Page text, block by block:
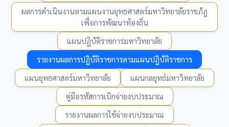
ผลการดำเนินงานตามแผนงานยุทธศาสตร์มหาวิทยาลัยราชภัฏ
เพื่อการพัฒนาท้องถิ่น
แผนปฏิบัติราชการมหาวิทยาลัย
รายงานผลการปฏิบัติราชการตามแผนปฏิบัติราชการ
แผนยุทธศาสตร์มหาวิทยาลัย
แผนกลยุทธ์มหาวิทยาลัย
คู่มือรหัสการเบิกจ่ายงบประมาณ
รายงานผลการใช้จ่ายงบประมาณ